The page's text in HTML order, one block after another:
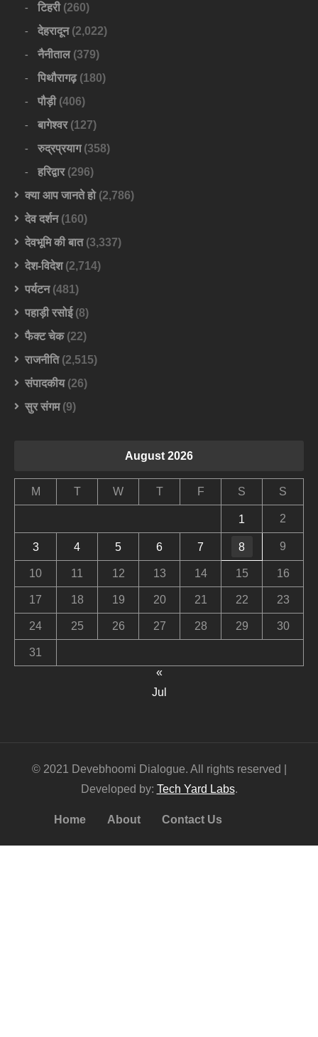
टिहरी(260)
देहरादून(2,022)
नैनीताल(379)
पिथौरागढ़(180)
पौड़ी(406)
बागेश्वर(127)
रुद्रप्रयाग(358)
हरिद्वार(296)
क्या आप जानते हो(2,786)
देव दर्शन(160)
देवभूमि की बात(3,337)
देश-विदेश(2,714)
पर्यटन(481)
पहाड़ी रसोई(8)
फैक्ट चेक(22)
राजनीति(2,515)
संपादकीय(26)
सुर संगम(9)
August 2026
M T W T F S S
1 2
3 4 5 6 7 8 9
10 11 12 13 14 15 16
17 18 19 20 21 22 23
24 25 26 27 28 29 30
31
«
Jul
© 2021 Devebhoomi Dialogue. All rights reserved |
Developed by: Tech Yard Labs.
Home About Contact Us